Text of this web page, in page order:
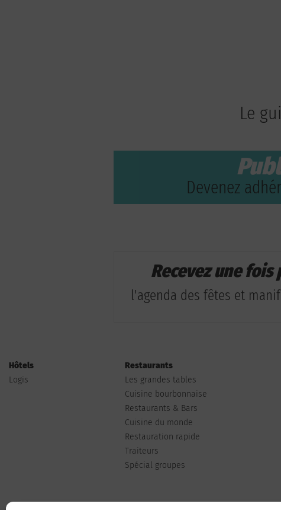
Le
Devenez
Recevez une fois
l'agenda des fêtes et
Hôtels
Logis
Restaurants
Les grandes tables
Cuisine bourbonnaise
Restaurants & Bars
Cuisine du monde
Restauration rapide
Traiteurs
Spécial groupes